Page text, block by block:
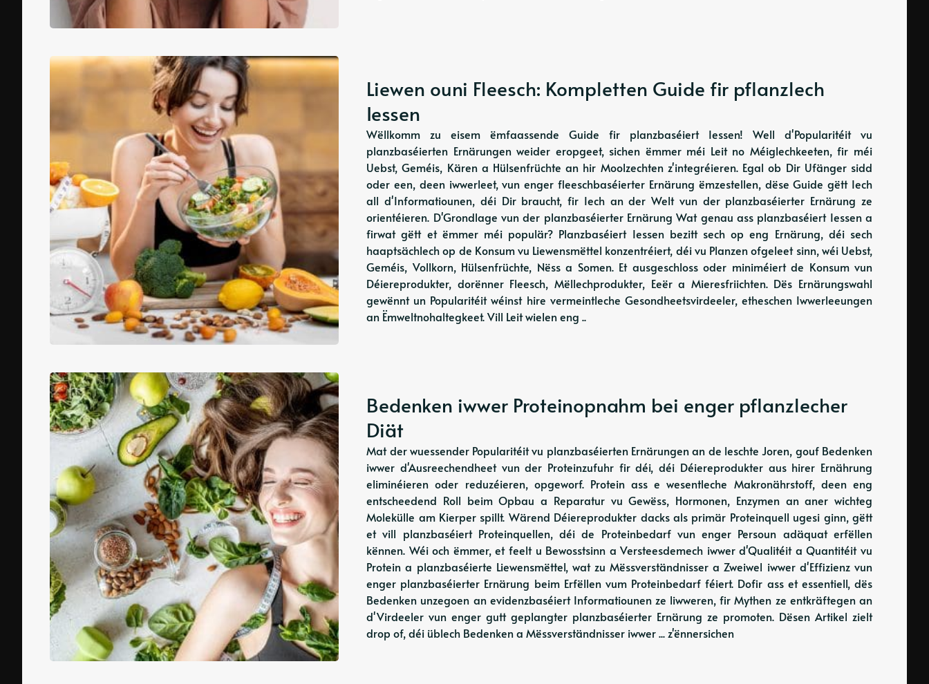
Liewen ouni Fleesch: Kompletten Guide fir pflanzlech
Iessen
Wëllkomm zu eisem ëmfaassende Guide fir planzbaséiert Iessen! Well d'Popularitéit vu
planzbaséierten Ernärungen weider eropgeet, sichen ëmmer méi Leit no Méiglechkeeten, fir méi
Uebst, Geméis, Kären a Hülsenfrüchte an hir Moolzechten z'integréieren. Egal ob Dir Ufänger sidd
oder een, deen iwwerleet, vun enger fleeschbaséierter Ernärung ëmzestellen, dëse Guide gëtt Iech
all d'Informatiounen, déi Dir braucht, fir Iech an der Welt vun der planzbaséierter Ernärung ze
orientéieren. D'Grondlage vun der planzbaséierter Ernärung Wat genau ass planzbaséiert Iessen a
firwat gëtt et ëmmer méi populär? Planzbaséiert Iessen bezitt sech op eng Ernärung, déi sech
haaptsächlech op de Konsum vu Liewensmëttel konzentréiert, déi vu Planzen ofgeleet sinn, wéi Uebst,
Geméis, Vollkorn, Hülsenfrüchte, Nëss a Somen. Et ausgeschloss oder miniméiert de Konsum vun
Déiereprodukter, dorënner Fleesch, Mëllechprodukter, Eeër a Mieresfriichten. Dës Ernärungswahl
gewënnt un Popularitéit wéinst hire vermeintleche Gesondheetsvirdeeler, etheschen Iwwerleeungen
an Ëmweltnohaltegkeet. Vill Leit wielen eng ..
Bedenken iwwer Proteinopnahm bei enger pflanzlecher
Diät
Mat der wuessender Popularitéit vu planzbaséierten Ernärungen an de leschte Joren, gouf Bedenken
iwwer d'Ausreechendheet vun der Proteinzufuhr fir déi, déi Déiereprodukter aus hirer Ernährung
eliminéieren oder reduzéieren, opgeworf. Protein ass e wesentleche Makronährstoff, deen eng
entscheedend Roll beim Opbau a Reparatur vu Gewëss, Hormonen, Enzymen an aner wichteg
Molekülle am Kierper spillt. Wärend Déiereprodukter dacks als primär Proteinquell ugesi ginn, gëtt
et vill planzbaséiert Proteinquellen, déi de Proteinbedarf vun enger Persoun adäquat erfëllen
kënnen. Wéi och ëmmer, et feelt u Bewosstsinn a Versteesdemech iwwer d'Qualitéit a Quantitéit vu
Protein a planzbaséierte Liewensmëttel, wat zu Mëssverständnisser a Zweiwel iwwer d'Effizienz vun
enger planzbaséierter Ernärung beim Erfëllen vum Proteinbedarf féiert. Dofir ass et essentiell, dës
Bedenken unzegoen an evidenzbaséiert Informatiounen ze liwweren, fir Mythen ze entkräftegen an
d'Virdeeler vun enger gutt geplangter planzbaséierter Ernärung ze promoten. Dësen Artikel zielt
drop of, déi üblech Bedenken a Mëssverständnisser iwwer ... z'ënnersichen